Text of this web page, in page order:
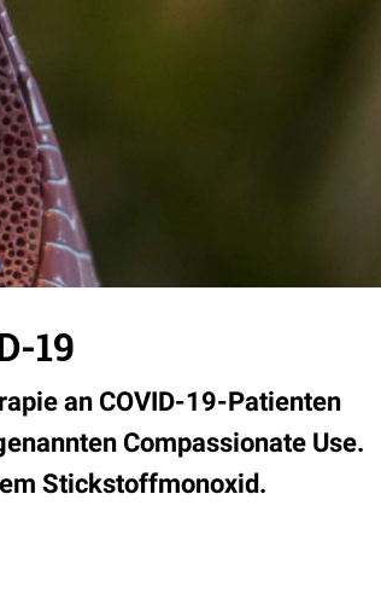
19
an COVID-19-Patienten
Compassionate Use.
Stickstoffmonoxid.